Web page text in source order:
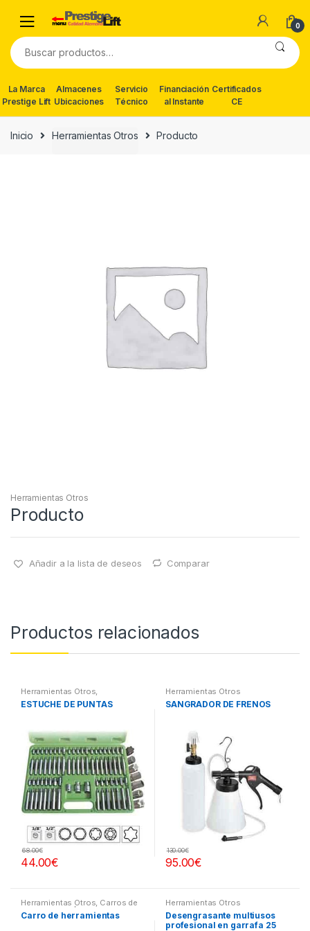
navigation
content
0
Buscar
por:
La Marca
Prestige Lift
Almacenes
Ubicaciones
Servicio
Técnico
Financiación
al Instante
Certificados
CE
Inicio Herramientas Otros Producto
Herramientas Otros
Producto
Añadir a la lista de deseos Comparar
Productos relacionados
Herramientas Otros,
Herramientas De Mano ,
Herramientas De Mano,
otros
ESTUCHE DE PUNTAS
44.00€
68.00€
Herramientas Otros
SANGRADOR DE FRENOS
95.00€
130.00€
Herramientas Otros, Carros de
Herramientas | Bancos
Carro de herramientas
Herramientas Otros
Desengrasante multiusos
profesional en garrafa 25